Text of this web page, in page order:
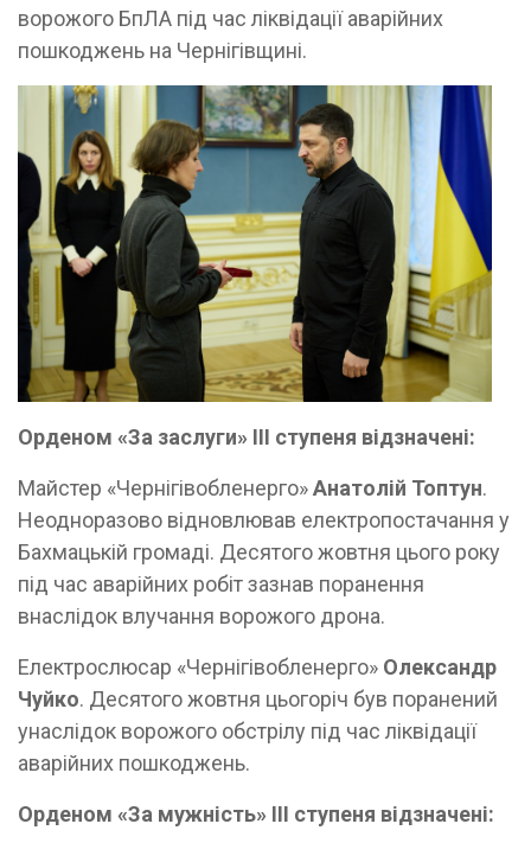
ворожого БпЛА під час ліквідації аварійних
пошкоджень на Чернігівщині.
Орденом «За заслуги» ІІІ ступеня відзначені:
Майстер «Чернігівобленерго»Анатолій Топтун.
Неодноразово відновлював електропостачання у
Бахмацькій громаді. Десятого жовтня цього року
під час аварійних робіт зазнав поранення
внаслідок влучання ворожого дрона.
Електрослюсар «Чернігівобленерго» Олександр
Чуйко. Десятого жовтня цьогоріч був поранений
унаслідок ворожого обстрілу під час ліквідації
аварійних пошкоджень.
Орденом «За мужність» ІІІ ступеня відзначені: